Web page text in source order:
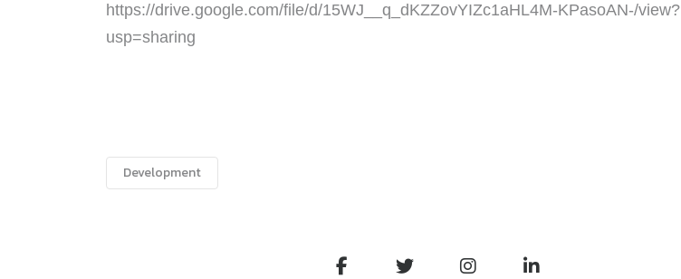
https://drive.google.com/file/d/15WJ__q_dKZZovYIZc1aHL4M-KPasoAN-/view?
usp=sharing
Development